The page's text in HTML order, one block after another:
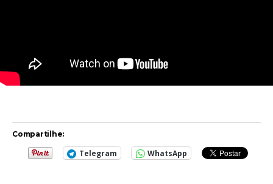
Compartilhe:
Telegram WhatsApp